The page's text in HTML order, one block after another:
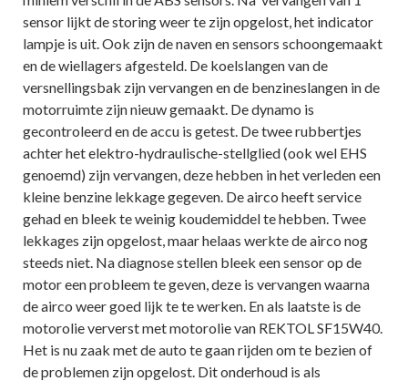
sensor lijkt de storing weer te zijn opgelost, het indicator
lampje is uit. Ook zijn de naven en sensors schoongemaakt
en de wiellagers afgesteld. De koelslangen van de
versnellingsbak zijn vervangen en de benzineslangen in de
motorruimte zijn nieuw gemaakt. De dynamo is
gecontroleerd en de accu is getest. De twee rubbertjes
achter het elektro-hydraulische-stellglied (ook wel EHS
genoemd) zijn vervangen, deze hebben in het verleden een
kleine benzine lekkage gegeven. De airco heeft service
gehad en bleek te weinig koudemiddel te hebben. Twee
lekkages zijn opgelost, maar helaas werkte de airco nog
steeds niet. Na diagnose stellen bleek een sensor op de
motor een probleem te geven, deze is vervangen waarna
de airco weer goed lijk te te werken. En als laatste is de
motorolie ververst met motorolie van REKTOL SF15W40.
Het is nu zaak met de auto te gaan rijden om te bezien of
de problemen zijn opgelost. Dit onderhoud is als